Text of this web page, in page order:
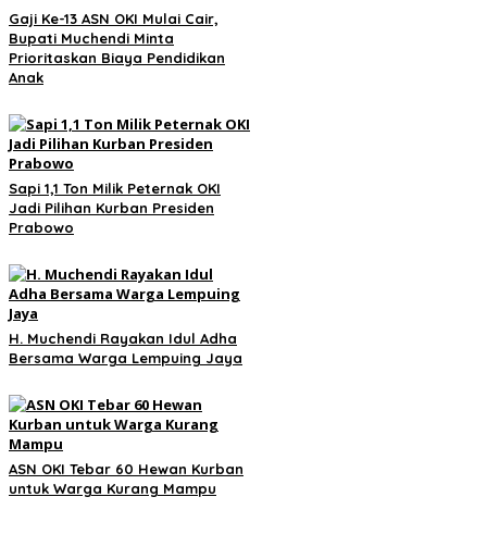
Gaji Ke-13 ASN OKI Mulai Cair,
Bupati Muchendi Minta
Prioritaskan Biaya Pendidikan
Anak
Sapi 1,1 Ton Milik Peternak OKI
Jadi Pilihan Kurban Presiden
Prabowo
H. Muchendi Rayakan Idul Adha
Bersama Warga Lempuing Jaya
ASN OKI Tebar 60 Hewan Kurban
untuk Warga Kurang Mampu